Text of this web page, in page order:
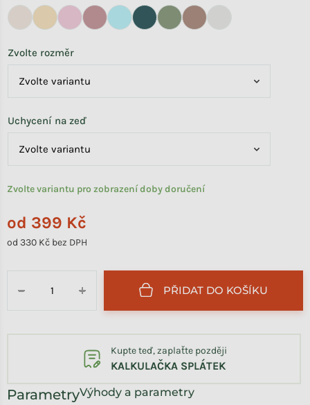
od 399 Kč
od 330 Kč bez DPH
Zvolte variantu pro zobrazení doby doručení
Zvolte rozměr
Uchycení na zeď
+
− PŘIDAT DO KOŠÍKU
Výhody a parametry
Kupte teď, zaplaťte později
KALKULAČKA SPLÁTEK